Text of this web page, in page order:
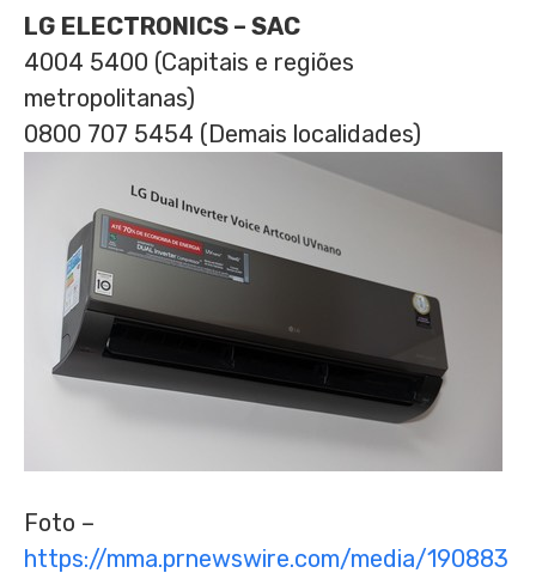
LG ELECTRONICS – SAC
4004 5400 (Capitais e regiões
metropolitanas)
0800 707 5454 (Demais localidades)
Foto –
https://mma.prnewswire.com/media/190883